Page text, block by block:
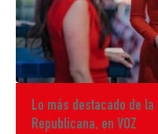
Lo más destacado de
Republicana, en VOZ